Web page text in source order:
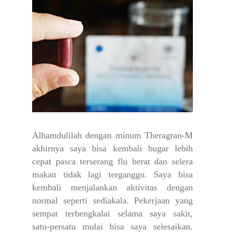
Alhamdulilah dengan minum Theragran-M
akhirnya saya bisa kembali bugar lebih
cepat pasca terserang flu berat dan selera
makan tidak lagi terganggu. Saya bisa
kembali menjalankan aktivitas dengan
normal seperti sediakala. Pekerjaan yang
sempat terbengkalai selama saya sakit,
satu-persatu mulai bisa saya selesaikan.